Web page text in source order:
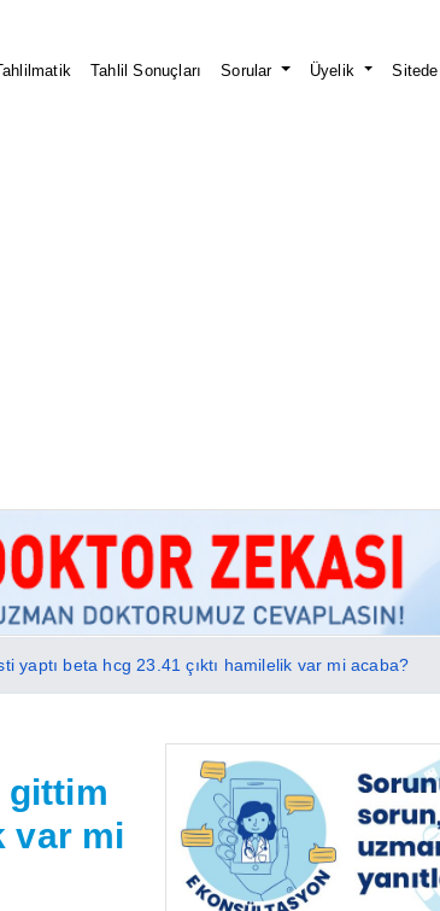
Tahlil Sonuçları Sorular Üyelik
yaptı beta hcg 23.41 çıktı hamilelik var mi acaba?
gittim
var mi